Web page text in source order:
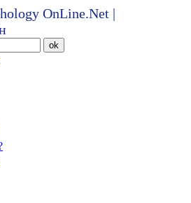
OnLine.Net |
ok